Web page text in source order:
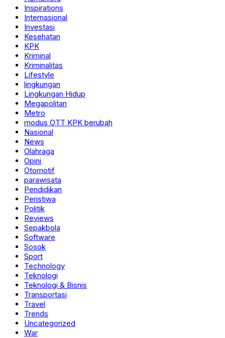
Inspirations
Internasional
Investasi
Kesehatan
KPK
Kriminal
Kriminalitas
Lifestyle
lingkungan
Lingkungan Hidup
Megapolitan
Metro
modus OTT KPK berubah
Nasional
News
Olahraga
Opini
Otomotif
parawisata
Pendidikan
Peristiwa
Politik
Reviews
Sepakbola
Software
Sosok
Sport
Technology
Teknologi
Teknologi & Bisnis
Transportasi
Travel
Trends
Uncategorized
War